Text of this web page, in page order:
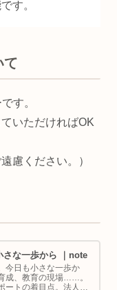
す。
て
す。
いただければOK
慮ください。）
さな一歩から ｜note
今日も小さな一歩か
成、教育の現場……。
ートの着目点。法人代